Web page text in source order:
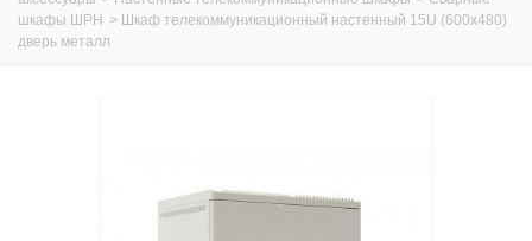
шкафы ШРН > Шкаф телекоммуникационный настенный 15U (600х480)
дверь металл